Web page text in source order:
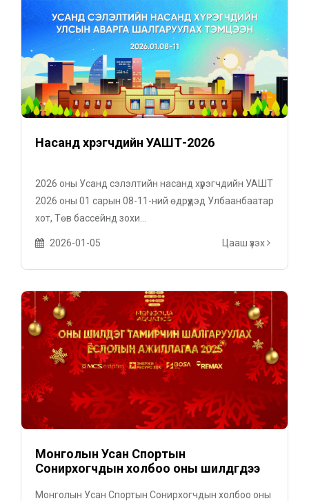
Насанд хүрэгчдийн УАШТ-2026
2026 оны Усанд сэлэлтийн насанд хүрэгчдийн УАШТ
2026 оны 01 сарын 08-11-ний өдрүүдэд Улбаанбаатар
хот, Төв бассейнд зохи...
2026-01-05 Цааш үзэх
Монголын Усан Спортын
Сонирхогчдын холбоо оны шилдгүүдээ
Монголын Усан Спортын Сонирхогчдын холбоо оны